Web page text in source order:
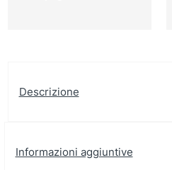
Descrizione
Informazioni aggiuntive